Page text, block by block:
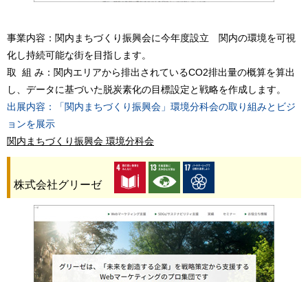
事業内容：関内まちづくり振興会に今年度設立 関内の環境を可視
化し持続可能な街を目指します。
取 組 み：関内エリアから排出されているCO2排出量の概算を算出
し、データに基づいた脱炭素化の目標設定と戦略を作成します。
出展内容：「関内まちづくり振興会」環境分科会の取り組みとビジ
ョンを展示
関内まちづくり振興会 環境分科会
株式会社グリーゼ